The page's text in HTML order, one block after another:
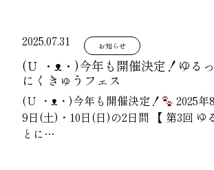
2025.07.31 お知らせ
(Ｕ ・ᴥ・)今年も開催決定！ゆる
にくきゅうフェス
(Ｕ ・ᴥ・)今年も開催決定！
2025年
9日(土)・10日(日)の2日間 【 第3回 ゆ
とに…